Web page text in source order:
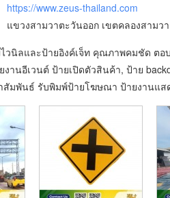
https://www.zeus-thailand.com
แขวงสามวาตะวันออก เขตคลองสามว
วนิลและป้ายอิงค์เจ็ท คุณภาพคมชัด ต
านอีเวนต์ ป้ายเปิดตัวสินค้า, ป้าย
สัมพันธ์ รับพิมพ์ป้ายโฆษณา ป้ายงานแ